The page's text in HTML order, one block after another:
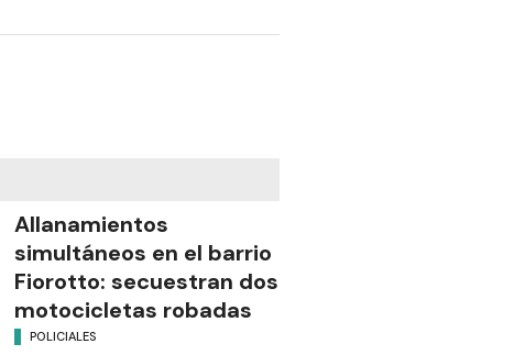
Allanamientos
simultáneos en el barrio
Fiorotto: secuestran dos
motocicletas robadas
POLICIALES